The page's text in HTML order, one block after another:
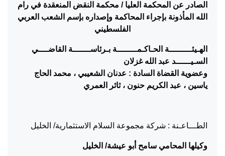
الصادر عن المحكمة العليا / محكمة النقض المنعقدة في رام
الله المأذونة بإجراء المحاكمة وإصداره بإسم الشعب العربي
الفلسطيني
الهـيئـــــــــة الحـاكـمــــــــة بـرئاســـــــة القاضــــي
السـيــــــد عبد الله غزلان
وعضوية القضاة السادة : عدنان الشعيبي ، محمد الحاج
ياسين ، عبد الكريم حنون ، ثائر العمري
الطـــاعـنة : شركة مجموعة السلام الاستثمارية/ الخليل
وكيلها المحامي سامح أبو عيشة/ الخليل